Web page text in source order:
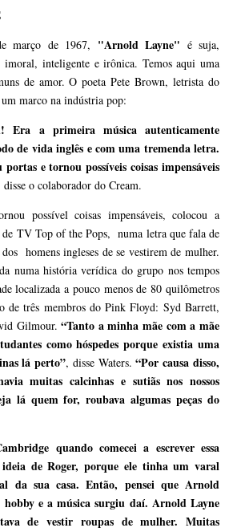
março de 1967, "Arnold Layne" é suja,
imoral, inteligente e irônica. Temos aqui uma
de amor. O poeta Pete Brown, letrista do
marco na indústria pop:
Era a primeira música autenticamente
de vida inglês e com uma tremenda letra.
e tornou possíveis coisas impensáveis
disse o colaborador do Cream.
possível coisas impensáveis, colocou a
de TV Top of the Pops, numa letra que fala de
homens ingleses de se vestirem de mulher.
numa história verídica do grupo nos tempos
localizada a pouco menos de 80 quilômetros
de três membros do Pink Floyd: Syd Barrett,
Gilmour.“Tanto a minha mãe com a mãe
como hóspedes porque existia uma
lá perto”, disse Waters.“Por causa disso,
muitas calcinhas e sutiãs nos nossos
lá quem for, roubava algumas peças do
quando comecei a escrever essa
de Roger, porque ele tinha um varal
da sua casa. Então, pensei que Arnold
hobby e a música surgiu daí. Arnold Layne
de vestir roupas de mulher. Muitas